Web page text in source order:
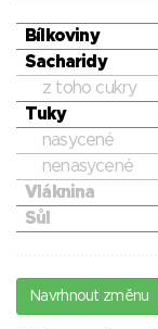
Bílkoviny
Sacharidy
z toho cukry
Tuky
nasycené
nenasycené
Vláknina
Sůl
Navrhnout změnu